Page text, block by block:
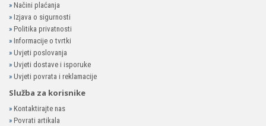
» Načini plaćanja
» Izjava o sigurnosti
» Politika privatnosti
» Informacije o tvrtki
» Uvjeti poslovanja
» Uvjeti dostave i isporuke
» Uvjeti povrata i reklamacije
Služba za korisnike
» Kontaktirajte nas
» Povrati artikala